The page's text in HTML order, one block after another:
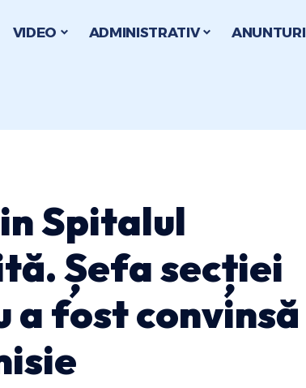
VIDEO ADMINISTRATIV ANUNTURI
Spitalul
Șefa secției
a fost convinsă